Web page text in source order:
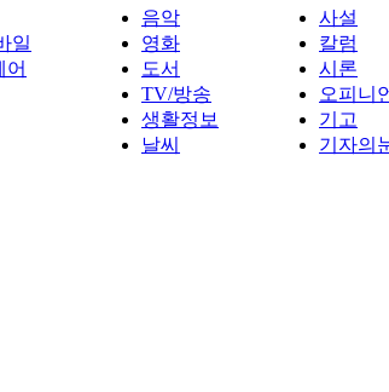
일
어
음악
영화
도서
TV/방송
생활정보
날씨
사설
칼럼
시론
오피니
기고
기자의